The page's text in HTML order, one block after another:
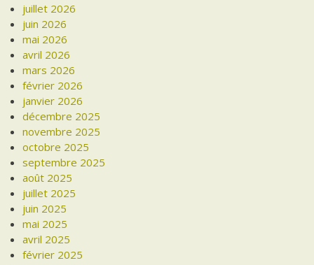
juillet 2026
juin 2026
mai 2026
avril 2026
mars 2026
février 2026
janvier 2026
décembre 2025
novembre 2025
octobre 2025
septembre 2025
août 2025
juillet 2025
juin 2025
mai 2025
avril 2025
février 2025